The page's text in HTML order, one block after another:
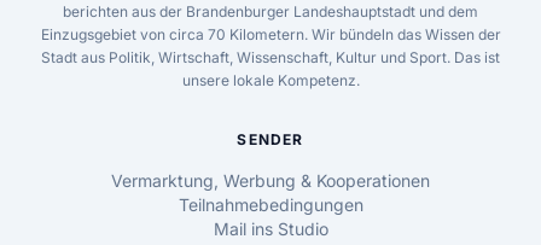
berichten aus der Brandenburger Landeshauptstadt und dem
Einzugsgebiet von circa 70 Kilometern. Wir bündeln das Wissen der
Stadt aus Politik, Wirtschaft, Wissenschaft, Kultur und Sport. Das ist
unsere lokale Kompetenz.
SENDER
Vermarktung, Werbung & Kooperationen
Teilnahmebedingungen
Mail ins Studio